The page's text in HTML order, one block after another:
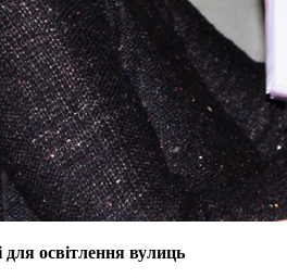
для освітлення вулиць